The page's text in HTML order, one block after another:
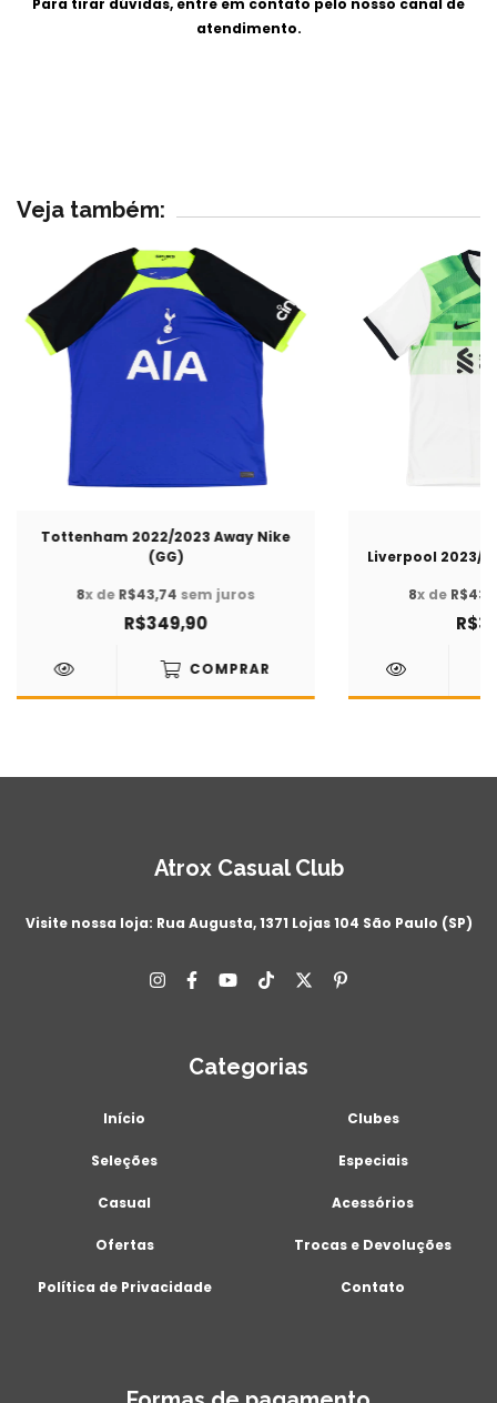
atendimento.
Veja também:
Tottenham 2022/2023 Away Nike
(GG)
8x deR$43,74 sem juros
R$349,90
COMPRAR
Liverpool 2023/
8x de
Atrox Casual Club
Visite nossa loja: Rua Augusta, 1371 Lojas 104 São Paulo (SP)
Categorias
Início Clubes
Seleções Especiais
Casual Acessórios
Ofertas Trocas e Devoluções
Política de Privacidade Contato